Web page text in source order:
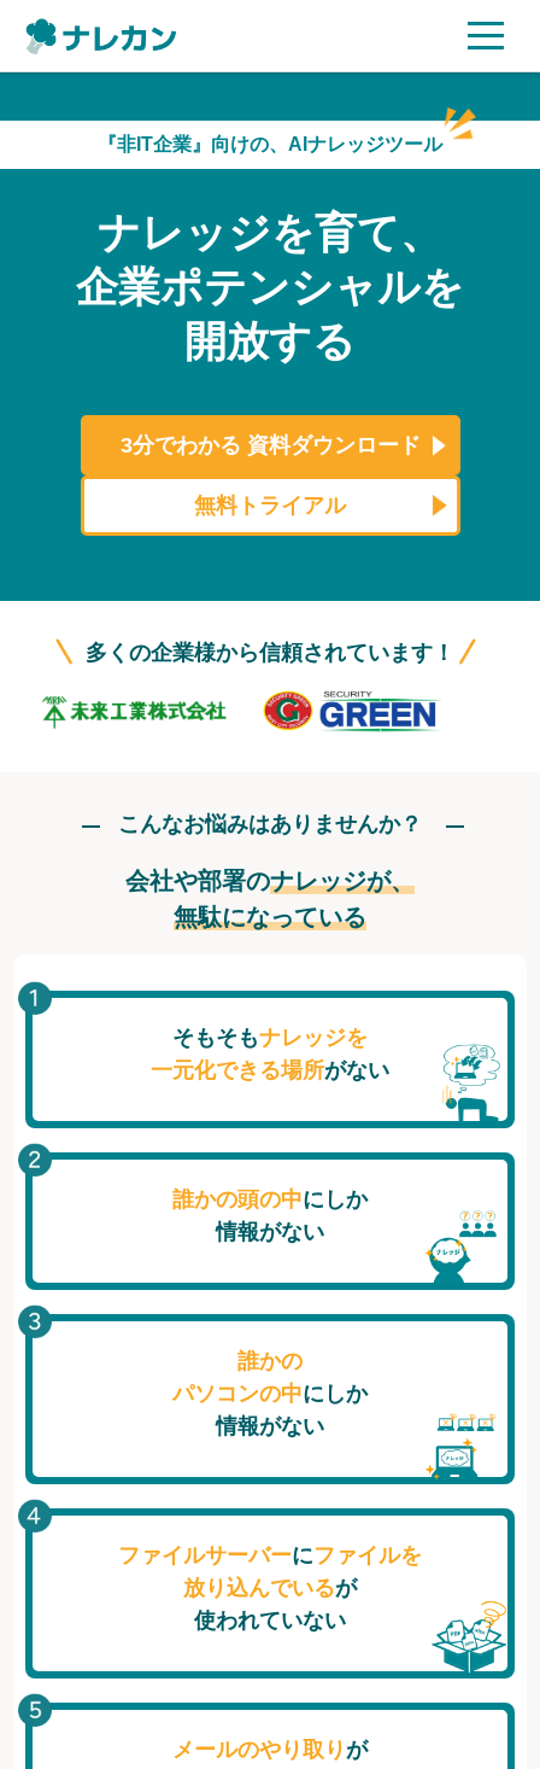
AI機能
ご利用企業様の声
セキュリティ
よくある質問
資料ダウンロード
ログイン
『非IT企業』向けの、AIナレッジツール
ナレッジを育て、
企業ポテンシャルを
開放する
3分でわかる 資料ダウンロード
無料トライアル
多くの企業様から信頼されています！
こんなお悩みはありませんか？
会社や部署のナレッジが、
無駄になっている
そもそもナレッジを
一元化できる場所がない
誰かの頭の中にしか
情報がない
誰かの
パソコンの中にしか
情報がない
ファイルサーバーにファイルを
放り込んでいるが
使われていない
メールのやり取り が